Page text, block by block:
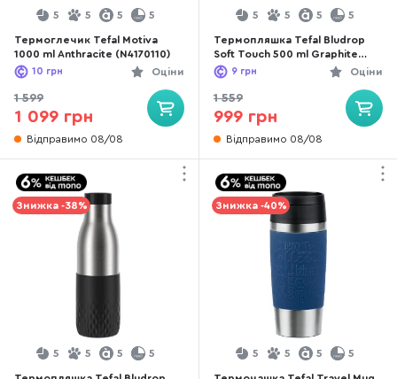
5 5 5 5
Термоглечик Tefal Motiva
1000 ml Anthracite (N4170110)
Оціни
10 грн
1 599
1 099 грн
Відправимо 08/08
5 5 5 5
Термопляшка Tefal Bludrop
Soft Touch 500 ml Graphite
(N3110510)
Оціни
9 грн
1 559
999 грн
Відправимо 08/08
Знижка -38%
5 5 5 5
Знижка -40%
5 5 5 5